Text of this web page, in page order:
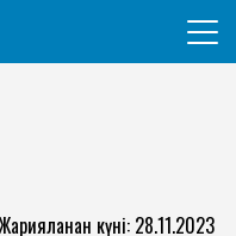
гражданин
күні: 28.11.2023